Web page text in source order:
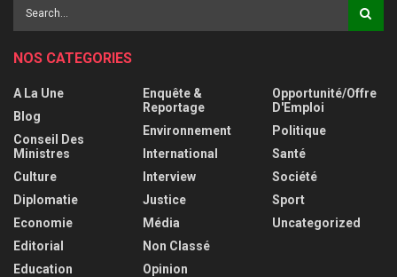
NOS CATEGORIES
A La Une
Blog
Conseil Des
Ministres
Culture
Diplomatie
Economie
Editorial
Education
Enquête &
Reportage
Environnement
International
Interview
Justice
Média
Non Classé
Opinion
Opportunité/Offre
D'Emploi
Politique
Santé
Société
Sport
Uncategorized